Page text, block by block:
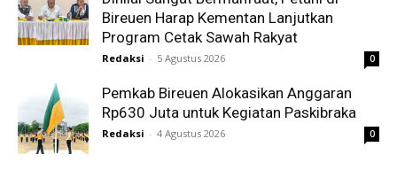
Bireuen Harap Kementan Lanjutkan
Program Cetak Sawah Rakyat
Redaksi - 5 Agustus 2026 0
Pemkab Bireuen Alokasikan Anggaran
Rp630 Juta untuk Kegiatan Paskibraka
Redaksi - 4 Agustus 2026 0